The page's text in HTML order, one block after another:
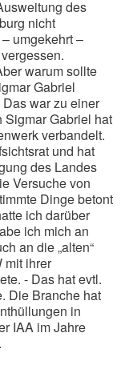
des
nicht
umgekehrt –
warum sollte
Gabriel
war zu einer
Sigmar Gabriel hat
verbandelt.
und hat
des Landes
Versuche von
Dinge betont
ich darüber
ich mich an
an die „alten“
mit ihrer
- Das hat evtl.
Die Branche hat
in
IAA im Jahre